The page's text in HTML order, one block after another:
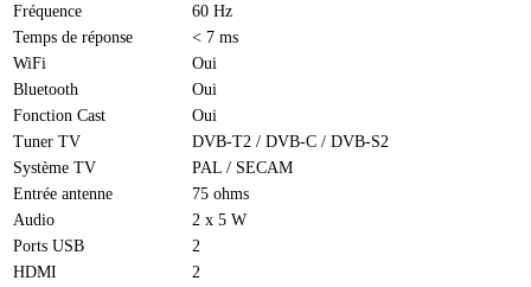
Fréquence
60 Hz
Temps de réponse
< 7 ms
WiFi
Oui
Bluetooth
Oui
Fonction Cast
Oui
Tuner TV
DVB-T2 / DVB-C / DVB-S2
Système TV
PAL / SECAM
Entrée antenne
75 ohms
Audio
2 x 5 W
Ports USB
2
HDMI
2